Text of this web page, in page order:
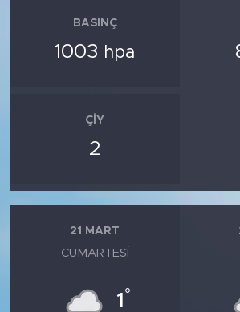
BASINÇ
1003 hpa
ÇIY
2
21 MART
CUMARTESI
1 °